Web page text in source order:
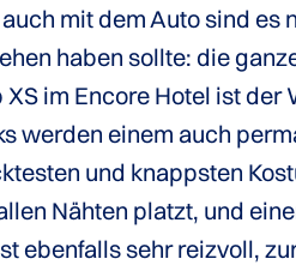
mit dem Auto sind es
haben sollte: die
im Encore Hotel ist
werden einem auch
und knappsten
Nähten platzt, und
ebenfalls sehr reizvoll,